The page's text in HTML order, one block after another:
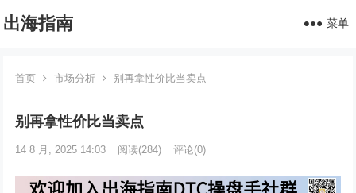
出海指南 菜单
首页 市场分析 别再拿性价比当卖点
别再拿性价比当卖点
14 8 月, 2025 14:03 阅读(284) 评论(0)